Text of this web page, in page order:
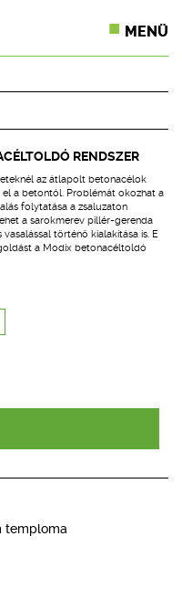
MENÜ
RENDSZER
az átlapolt betonacélok
a betontól. Problémát okozhat a
folytatása a zsaluzaton
a sarokmerev pillér-gerenda
történő kialakítása is. E
a Modix betonacéltoldó
temploma